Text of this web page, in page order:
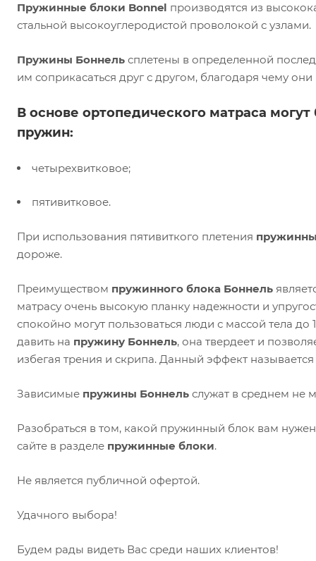
Пружинные блоки Bonnel производятся из
стальной высокоуглеродистой проволокой с узлами.
Пружины Боннель сплетены в определенной
им соприкасаться друг с другом, благодаря чему они
В основе ортопедического матраса
пружин:
четырехвитковое;
пятивитковое.
При использования пятивиткого плетения
дороже.
Преимуществом пружинного блока Боннель
матрасу очень высокую планку надежности и
спокойно могут пользоваться люди с массой тела до
давить на пружину Боннель, она твердеет и
избегая трения и скрипа. Данный эффект называется
Зависимые пружины Боннель служат в среднем не
Разобраться в том, какой пружинный блок вам
сайте в разделе пружинные блоки.
Не является публичной офертой.
Удачного выбора!
Будем рады видеть Вас среди наших клиентов!